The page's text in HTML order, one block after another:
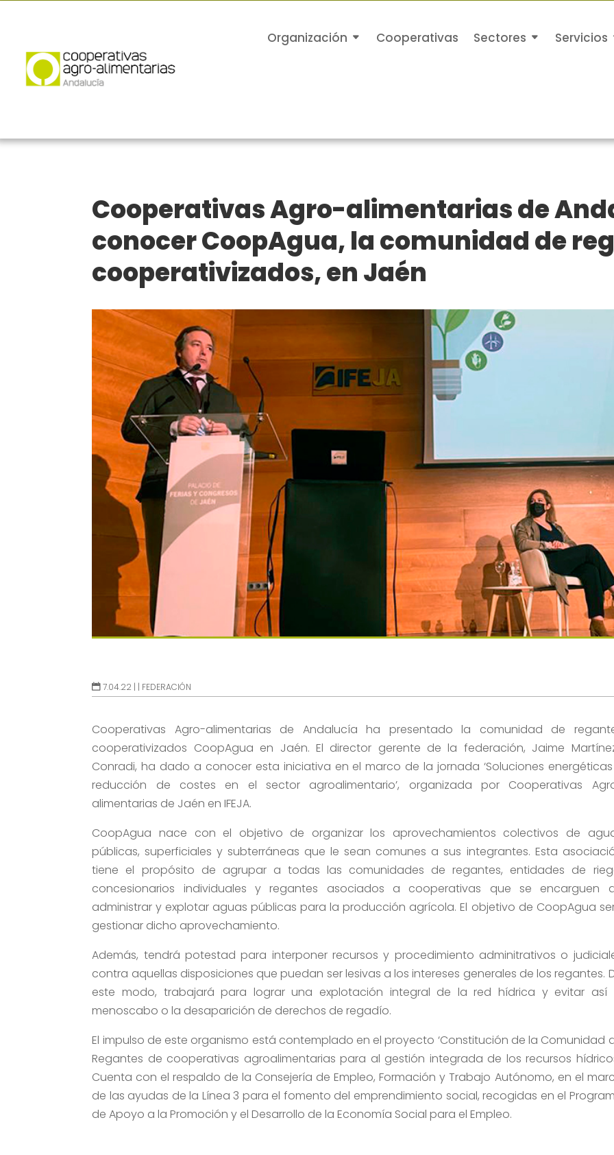
Organización Cooperativas Sectores Servicios
Cooperativas Agro-alimentarias de
conocer CoopAgua, la comunidad de
cooperativizados, en Jaén
7.04.22 | | FEDERACIÓN
Cooperativas Agro-alimentarias de Andalucía ha presentado la comunidad de
cooperativizados CoopAgua en Jaén. El director gerente de la federación, Jaime
Conradi, ha dado a conocer esta iniciativa en el marco de la jornada ‘Soluciones
reducción de costes en el sector agroalimentario’, organizada por Cooperativas
alimentarias de Jaén en IFEJA.
CoopAgua nace con el objetivo de organizar los aprovechamientos colectivos de
públicas, superficiales y subterráneas que le sean comunes a sus integrantes. Esta
tiene el propósito de agrupar a todas las comunidades de regantes, entidades de
concesionarios individuales y regantes asociados a cooperativas que se encarguen
administrar y explotar aguas públicas para la producción agrícola. El objetivo de CoopAgua
gestionar dicho aprovechamiento.
Además, tendrá potestad para interponer recursos y procedimiento adminitrativos o
contra aquellas disposiciones que puedan ser lesivas a los intereses generales de los regantes.
este modo, trabajará para lograr una explotación integral de la red hídrica y evitar así
menoscabo o la desaparición de derechos de regadío.
El impulso de este organismo está contemplado en el proyecto ‘Constitución de la Comunidad
Regantes de cooperativas agroalimentarias para al gestión integrada de los recursos
Cuenta con el respaldo de la Consejería de Empleo, Formación y Trabajo Autónomo, en el
de las ayudas de la Línea 3 para el fomento del emprendimiento social, recogidas en el
de Apoyo a la Promoción y el Desarrollo de la Economía Social para el Empleo.